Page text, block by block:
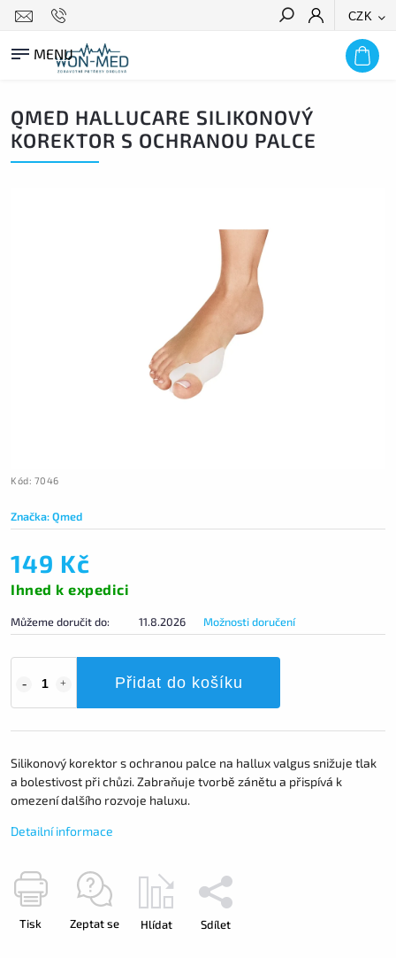
CZK
HLEDAT
QMED HALLUCARE SILIKONOVÝ
KOREKTOR S OCHRANOU PALCE
Kód: 7046
Značka:Qmed
149 Kč
Ihned k expedici
Můžeme doručit do: 11.8.2026 Možnosti doručení
Přidat do košíku
Silikonový korektor s ochranou palce na hallux valgus snižuje tlak
a bolestivost při chůzi. Zabraňuje tvorbě zánětu a přispívá k
omezení dalšího rozvoje haluxu.
Detailní informace
Tisk Zeptat se Hlídat Sdílet